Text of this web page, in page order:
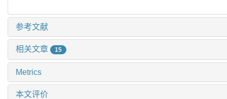
参考文献
相关文章 15
Metrics
本文评价